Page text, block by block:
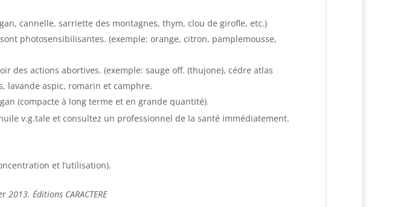
cannelle, sarriette des montagnes, thym, clou de girofle, etc.)
photosensibilisantes. (exemple: orange, citron, pamplemousse,
des actions abortives. (exemple: sauge off. (thujone), cédre atlas
lavande aspic, romarin et camphre.
(compacte à long terme et en grande quantité).
v.g.tale et consultez un professionnel de la santé immédiatement.
et l’utilisation).
Éditions CARACTERE